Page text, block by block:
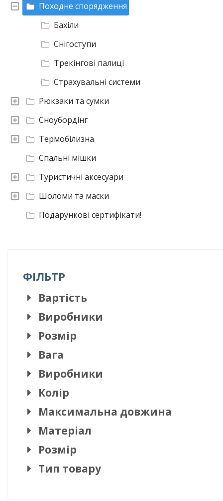
Подарункові сертифікати!
Шоломи та маски
Туристичні аксесуари
Спальні мішки
Термобілизна
Сноубордінг
Рюкзаки та сумки
Походне спорядження
Бахіли
Снігоступи
Трекінгові палиці
Страхувальні системи
ФІЛЬТР
Вартість
Виробники
Розмір
Вага
Виробники
Колір
Максимальна довжина
Матеріал
Розмір
Тип товару